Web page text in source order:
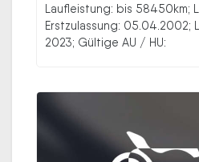
Laufleistung: bis 58450km;
Erstzulassung: 05.04.2002;
2023; Gültige AU / HU: